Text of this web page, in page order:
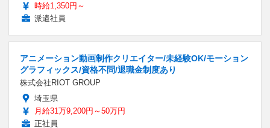
時給1,350円～
派遣社員
アニメーション動画制作クリエイター/未経験OK/モーション
グラフィックス/資格不問/退職金制度あり
株式会社RIOT GROUP
埼玉県
月給31万9,200円～50万円
正社員